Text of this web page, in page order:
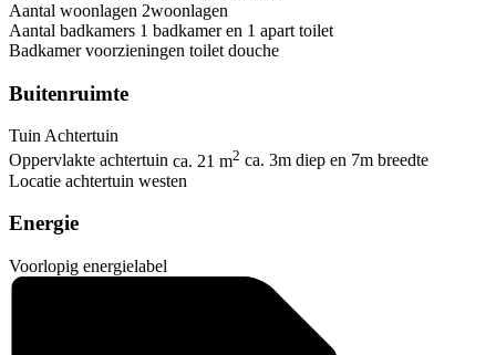
Aantal woonlagen 2woonlagen
Aantal badkamers 1 badkamer en 1 apart toilet
Badkamer voorzieningen toilet douche
Buitenruimte
TuinAchtertuin
Oppervlakte achtertuin ca. 21 m2 ca. 3m diep en 7m breedte
Locatie achtertuin westen
Energie
Voorlopig energielabel